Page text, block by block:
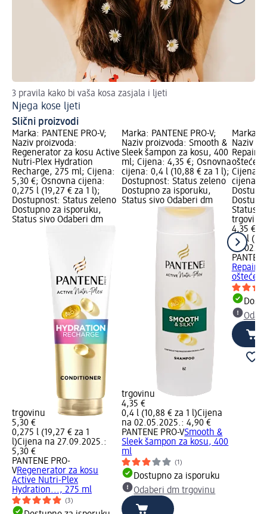
3 pravila kako bi vaša kosa zasjala i ljeti
Njega kose ljeti
Slični proizvodi
Marka: PANTENE PRO-V;
Naziv proizvoda:
Regenerator za kosu Active
Nutri-Plex Hydration
Recharge, 275 ml; Cijena:
5,30 €; Osnovna cijena:
0,275 l (19,27 € za 1 l);
Dostupnost: Status zeleno
Dostupno za isporuku,
Status sivo Odaberi dm
trgovinu
5,30 €
0,275 l (19,27 € za 1
l)Cijena na 27.09.2025.:
5,30 €
PANTENE PRO-
VRegenerator za kosu
Active Nutri-Plex
Hydration..., 275 ml
(3)
Marka: PANTENE PRO-V;
Naziv proizvoda: Smooth &
Sleek šampon za kosu, 400
ml; Cijena: 4,35 €; Osnovna
cijena: 0,4 l (10,88 € za 1 l);
Dostupnost: Status zeleno
Dostupno za isporuku,
Status sivo Odaberi dm
trgovinu
4,35 €
0,4 l (10,88 € za 1 l)Cijena
na 02.05.2025.: 4,90 €
PANTENE PRO-VSmooth &
Sleek šampon za kosu, 400
ml
(1)
Dostupno za isporuku
Odaberi dm trgovinu
Marka:
Naziv
Repair
Cijena:
cijena:
Status
trgovinu
4,35 €
0,4 l
na
Repair